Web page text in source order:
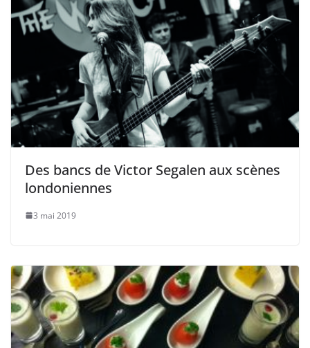
Des bancs de Victor Segalen aux scènes
londoniennes
3 mai 2019